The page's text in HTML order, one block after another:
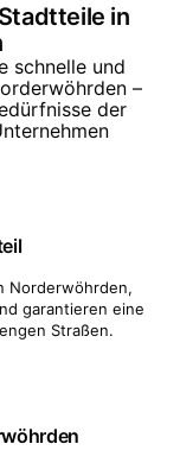
in
schnelle und
–
der
Norderwöhrden,
garantieren eine
Straßen.